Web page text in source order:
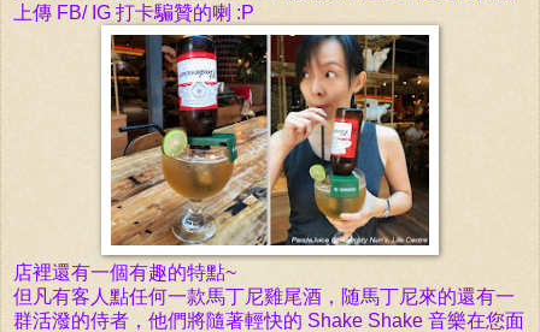
上傳 FB/ IG 打卡騙贊的喇 :P
店裡還有一個有趣的特點~
但凡有客人點任何一款馬丁尼雞尾酒，随馬丁尼來的還有一
群活潑的侍者，他們將隨著輕快的 Shake Shake 音樂在您面